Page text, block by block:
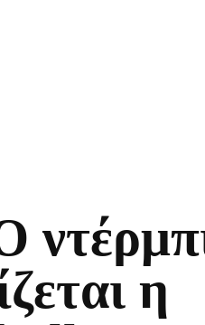
η